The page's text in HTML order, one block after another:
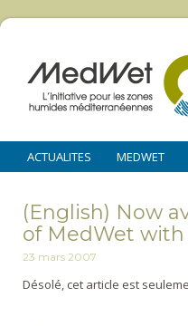
ACTUALITES MEDWET
(English) Now
of MedWet with
23 mars 2007
Désolé, cet article est